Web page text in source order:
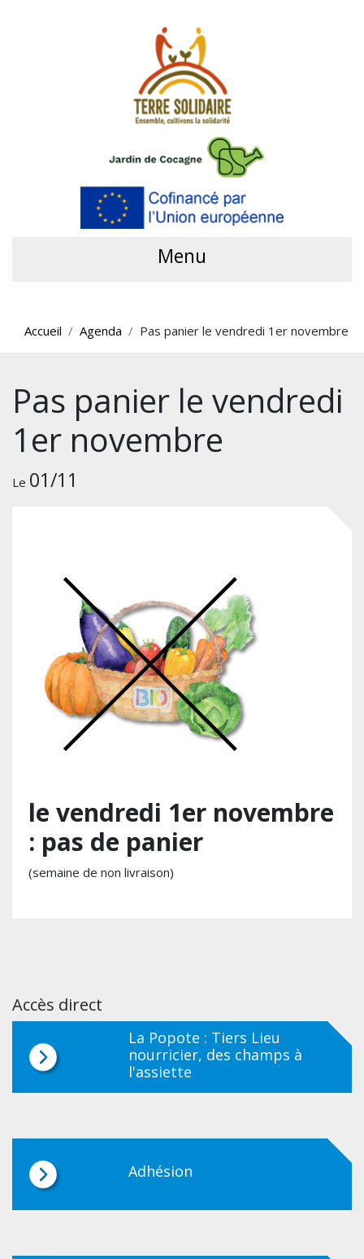
Menu
Accueil Agenda Pas panier le vendredi 1er novembre
Pas panier le vendredi
1er novembre
Le 01/11
le vendredi 1er novembre
: pas de panier
(semaine de non livraison)
Accès direct
La Popote : Tiers Lieu
nourricier, des champs à
l'assiette
Adhésion